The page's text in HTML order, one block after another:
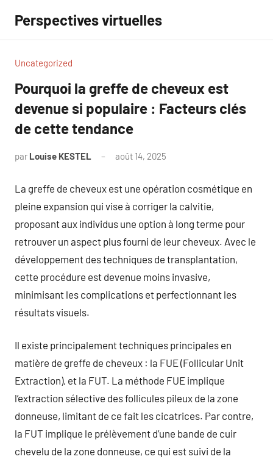
contenu
Perspectives virtuelles
Uncategorized
Pourquoi la greffe de cheveux est
devenue si populaire : Facteurs clés
de cette tendance
par Louise KESTEL août 14, 2025
La greffe de cheveux est une opération cosmétique en
pleine expansion qui vise à corriger la calvitie,
proposant aux individus une option à long terme pour
retrouver un aspect plus fourni de leur cheveux. Avec le
développement des techniques de transplantation,
cette procédure est devenue moins invasive,
minimisant les complications et perfectionnant les
résultats visuels.
Il existe principalement techniques principales en
matière de greffe de cheveux : la FUE (Follicular Unit
Extraction), et la FUT. La méthode FUE implique
l’extraction sélective des follicules pileux de la zone
donneuse, limitant de ce fait les cicatrices. Par contre,
la FUT implique le prélèvement d’une bande de cuir
chevelu de la zone donneuse, ce qui est suivi de la